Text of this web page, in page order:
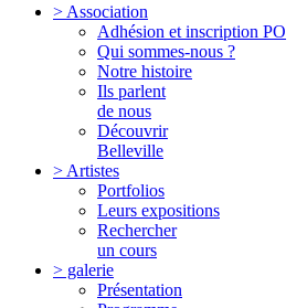
> Association
Adhésion et inscription PO
Qui sommes-nous ?
Notre histoire
Ils parlent
de nous
Découvrir
Belleville
> Artistes
Portfolios
Leurs expositions
Rechercher
un cours
> galerie
Présentation